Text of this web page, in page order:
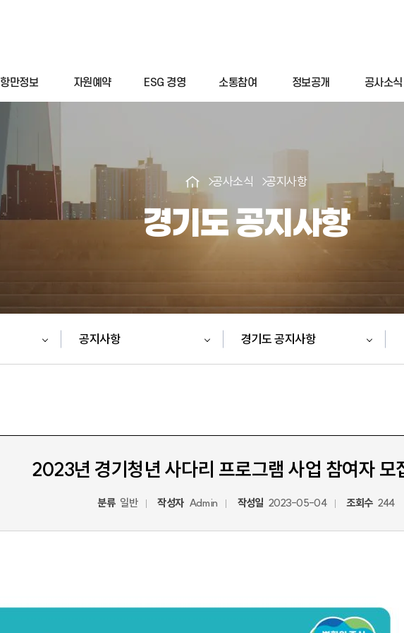
항만정보 자원예약 ESG 경영 소통참여 정보공개 공사소식
공사소식 공지사항
경기도 공지사항
공지사항 경기도 공지사항
2023년 경기청년 사다리 프로그램 사업 참여자 모
분류 일반 작성자 Admin 작성일 2023-05-04 조회수 244